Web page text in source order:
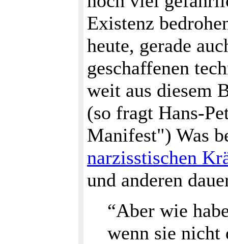
Existenz
heute, gerade
geschaffenen
weit aus diesem
(so fragt Hans-
Manifest") Was
narzisstischen
und anderen
“Aber wie
wenn sie nicht